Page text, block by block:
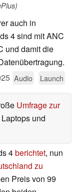
auch in
4 sind mit ANC
und damit die
Audio Launch
Umfrage zur
und
4berichtet, nun
zu
Preis von 99